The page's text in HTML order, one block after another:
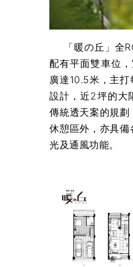
「暖の丘」全
配有平面雙車位
廣達10.5米，主
設計，近2坪的大
傳統透天案的規
休憩區外，亦具
光及通風功能。